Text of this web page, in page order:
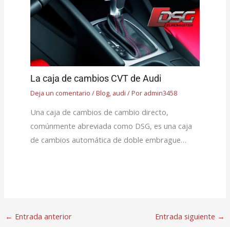
La caja de cambios CVT de Audi
Deja un comentario /Blog, audi / Por admin3458
Una caja de cambios de cambio directo,
comúnmente abreviada como DSG, es una caja
de cambios automática de doble embrague…
← Entrada anterior Entrada siguiente →